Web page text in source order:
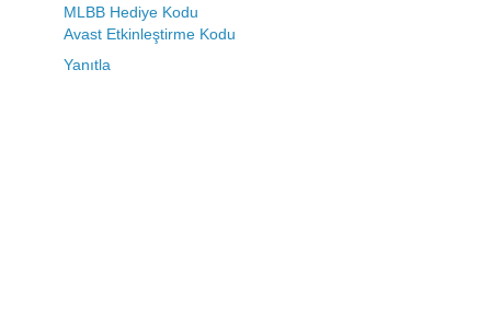
MLBB Hediye Kodu
Avast Etkinleştirme Kodu
Yanıtla